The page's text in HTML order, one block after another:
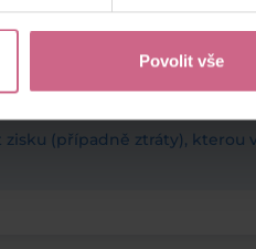
Povolit vše
zisku (případně ztráty),